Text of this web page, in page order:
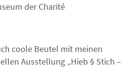
der Charité
coole Beutel mit meinen
Ausstellung „Hieb § Stich –